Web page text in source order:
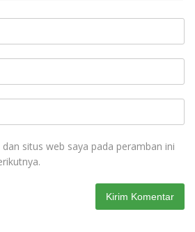
situs web saya pada peramban ini